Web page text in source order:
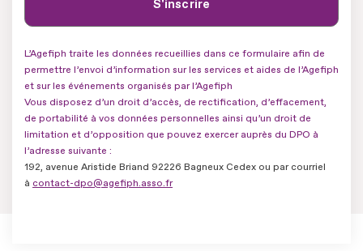
L’Agefiph traite les données recueillies dans ce formulaire afin de
permettre l’envoi d’information sur les services et aides de l’Agefiph
et sur les événements organisés par l’Agefiph
Vous disposez d’un droit d’accès, de rectification, d’effacement,
de portabilité à vos données personnelles ainsi qu’un droit de
limitation et d’opposition que pouvez exercer auprès du DPO à
l’adresse suivante :
192, avenue Aristide Briand 92226 Bagneux Cedex ou par courriel
à contact-dpo@agefiph.asso.fr